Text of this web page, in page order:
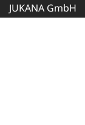
JUKANA GmbH